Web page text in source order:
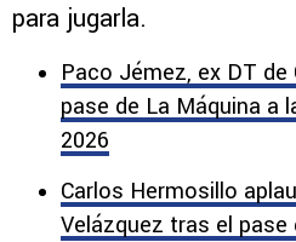
para jugarla.
Paco Jémez, ex DT
pase de La Máquina a
2026
Carlos Hermosillo
Velázquez tras el pase